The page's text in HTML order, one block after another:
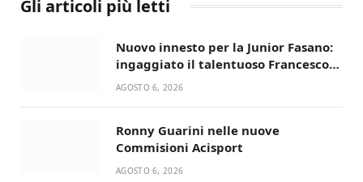
Gli articoli più letti
Nuovo innesto per la Junior Fasano:
ingaggiato il talentuoso Francesco
Lupo Timini
AGOSTO 6, 2026
Ronny Guarini nelle nuove
Commisioni Acisport
AGOSTO 6, 2026